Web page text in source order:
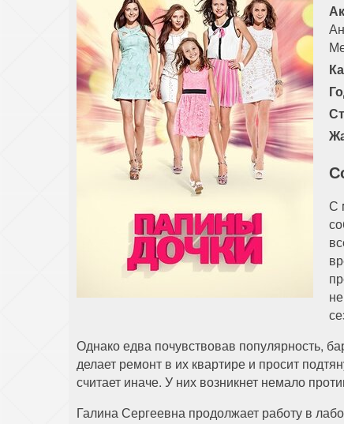
С
Однако едва почувствовав популярность,
делает ремонт в их квартире и просит
считает иначе. У них возникнет немало
Галина Сергеевна продолжает работу в